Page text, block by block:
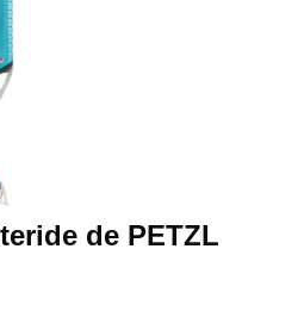
de PETZL